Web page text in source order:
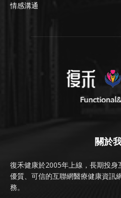
情感溝通
關於
復禾健康於2005年上線，長期投
優質、可信的互聯網醫療健康資訊
務。